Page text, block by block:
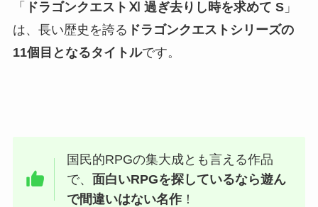
「 ドラゴンクエストⅪ 過ぎ去りし時を求めて S」
は、長い歴史を誇る ドラゴンクエストシリーズの
11個目となるタイトルです。
国民的RPGの集大成とも言える作品
で、面白いRPGを探しているなら遊ん
で間違いはない名作 ！